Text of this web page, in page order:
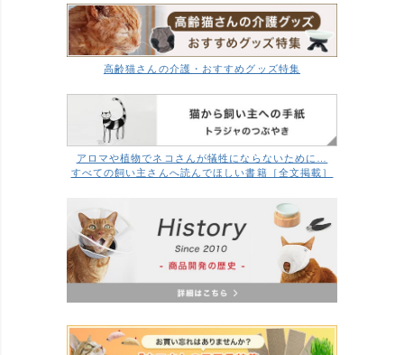
高齢猫さんの介護・おすすめグッズ特集
アロマや植物でネコさんが犠牲にならないために…
すべての飼い主さんへ読んでほしい書籍［全文掲載］